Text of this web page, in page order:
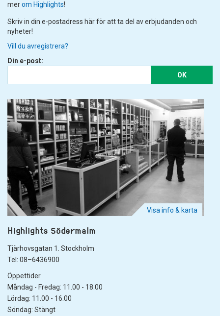
merom Highlights!
Skriv in din e-postadress här för att ta del av erbjudanden och
nyheter!
Vill du avregistrera?
Din e-post:
OK
Visa info & karta
Highlights Södermalm
Tjärhovsgatan 1. Stockholm
Tel: 08–6436900
Öppettider
Måndag - Fredag: 11.00 - 18.00
Lördag: 11.00 - 16.00
Söndag: Stängt